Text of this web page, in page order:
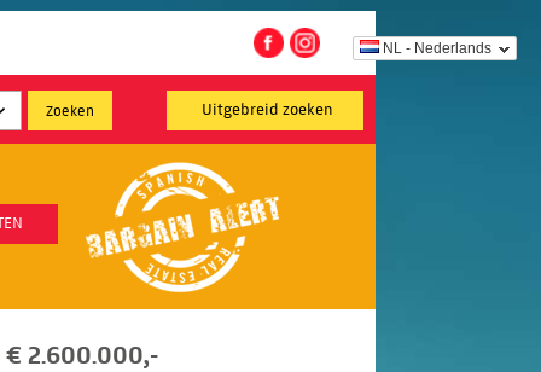
NL - Nederlands
Uitgebreid zoeken
2.600.000,-